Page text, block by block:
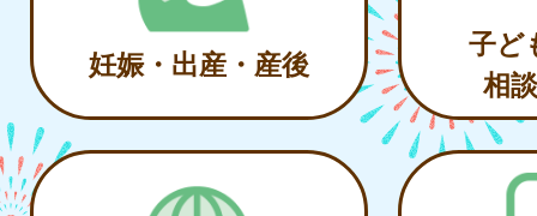
妊娠・出産・産後
子ど
相